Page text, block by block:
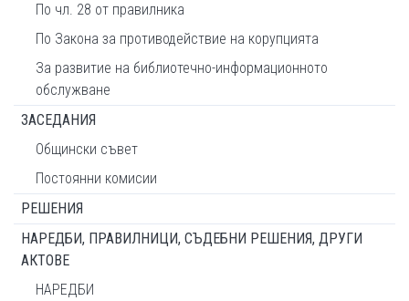
По чл. 28 от правилника
По Закона за противодействие на корупцията
За развитие на библиотечно-информационното
обслужване
ЗАСЕДАНИЯ
Общински съвет
Постоянни комисии
РЕШЕНИЯ
НАРЕДБИ, ПРАВИЛНИЦИ, СЪДЕБНИ РЕШЕНИЯ, ДРУГИ
АКТОВЕ
НАРЕДБИ